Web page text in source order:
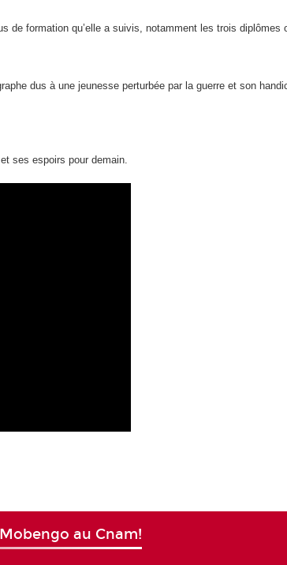
de formation qu’elle a suivis, notamment les trois
dus à une jeunesse perturbée par la guerre et son
ses espoirs pour demain.
au Cnam!